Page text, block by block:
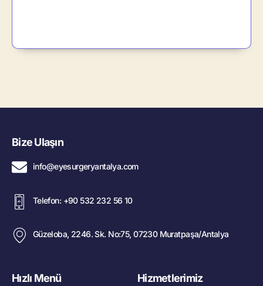
Bize Ulaşın
info@eyesurgeryantalya.com
Telefon: +90 532 232 56 10
Güzeloba, 2246. Sk. No:75, 07230 Muratpaşa/Antalya
Hızlı Menü Hizmetlerimiz